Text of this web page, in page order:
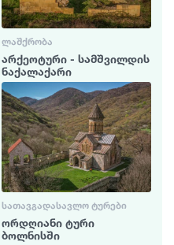
ᲚᲐᲨᲥᲠᲝᲑᲐ
არქეოტური - სამშვილდის
ნაქალაქარი
ᲡᲐᲗᲐᲕᲒᲐᲓᲐᲡᲐᲕᲚᲝ ᲢᲣᲠᲔᲑᲘ
ორდღიანი ტური
ბოლნისში